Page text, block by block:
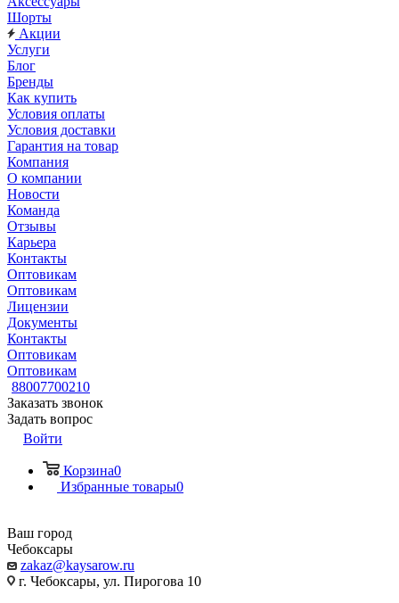
Шорты
Акции
Услуги
Блог
Бренды
Как купить
Условия оплаты
Условия доставки
Гарантия на товар
Компания
О компании
Новости
Команда
Отзывы
Карьера
Контакты
Оптовикам
Оптовикам
Лицензии
Документы
Контакты
Оптовикам
Оптовикам
88007700210
Заказать звонок
Задать вопрос
Войти
Корзина0
Избранные товары0
Ваш город
Чебоксары
zakaz@kaysarow.ru
г. Чебоксары, ул. Пирогова 10